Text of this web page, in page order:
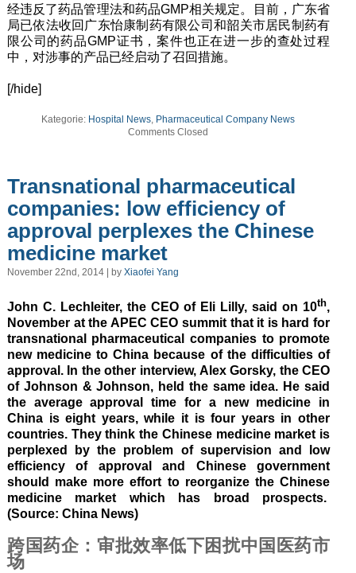
经违反了药品管理法和药品GMP相关规定。目前，广东省
局已依法收回广东怡康制药有限公司和韶关市居民制药有
限公司的药品GMP证书，案件也正在进一步的查处过程
中，对涉事的产品已经启动了召回措施。
[/hide]
Kategorie: Hospital News, Pharmaceutical Company News
Comments Closed
Transnational pharmaceutical
companies: low efficiency of
approval perplexes the Chinese
medicine market
November 22nd, 2014 | by Xiaofei Yang
John C. Lechleiter, the CEO of Eli Lilly, said on 10th,
November at the APEC CEO summit that it is hard for
transnational pharmaceutical companies to promote
new medicine to China because of the difficulties of
approval. In the other interview, Alex Gorsky, the CEO
of Johnson & Johnson, held the same idea. He said
the average approval time for a new medicine in
China is eight years, while it is four years in other
countries. They think the Chinese medicine market is
perplexed by the problem of supervision and low
efficiency of approval and Chinese government
should make more effort to reorganize the Chinese
medicine market which has broad prospects.
(Source: China News)
跨国药企：审批效率低下困扰中国医药市
场